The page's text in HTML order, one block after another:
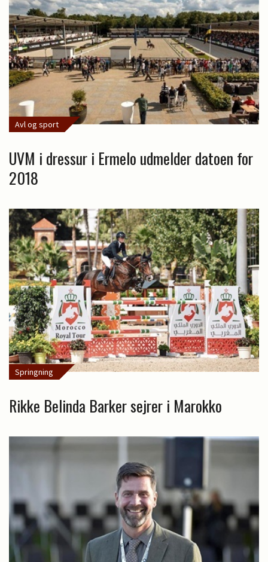
Avl og sport
UVM i dressur i Ermelo udmelder datoen for
2018
Springning
Rikke Belinda Barker sejrer i Marokko